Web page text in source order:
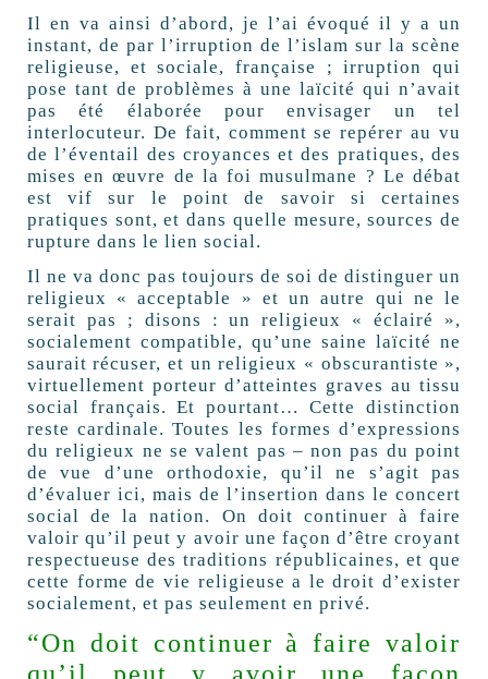
Il en va ainsi d’abord, je l’ai évoqué il y a un
instant, de par l’irruption de l’islam sur la scène
religieuse, et sociale, française ; irruption qui
pose tant de problèmes à une laïcité qui n’avait
pas été élaborée pour envisager un tel
interlocuteur. De fait, comment se repérer au vu
de l’éventail des croyances et des pratiques, des
mises en œuvre de la foi musulmane ? Le débat
est vif sur le point de savoir si certaines
pratiques sont, et dans quelle mesure, sources de
rupture dans le lien social.
Il ne va donc pas toujours de soi de distinguer un
religieux « acceptable » et un autre qui ne le
serait pas ; disons : un religieux « éclairé »,
socialement compatible, qu’une saine laïcité ne
saurait récuser, et un religieux « obscurantiste »,
virtuellement porteur d’atteintes graves au tissu
social français. Et pourtant… Cette distinction
reste cardinale. Toutes les formes d’expressions
du religieux ne se valent pas – non pas du point
de vue d’une orthodoxie, qu’il ne s’agit pas
d’évaluer ici, mais de l’insertion dans le concert
social de la nation. On doit continuer à faire
valoir qu’il peut y avoir une façon d’être croyant
respectueuse des traditions républicaines, et que
cette forme de vie religieuse a le droit d’exister
socialement, et pas seulement en privé.
“On doit continuer à faire valoir